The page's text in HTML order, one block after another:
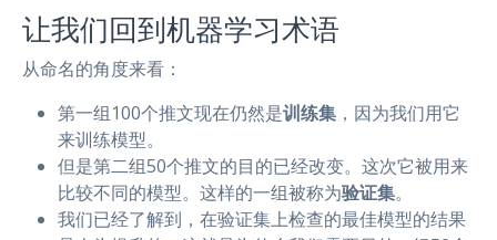
让我们回到机器学习术语
从命名的角度来看：
第一组100个推文现在仍然是训练集 ，因为我们用它
来训练模型。
但是第二组50个推文的目的已经改变。这次它被用来
比较不同的模型。这样的一组被称为验证集。
我们已经了解到，在验证集上检查的最佳模型的结果